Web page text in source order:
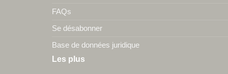
FAQs
Se désabonner
Base de données juridique
Les plus